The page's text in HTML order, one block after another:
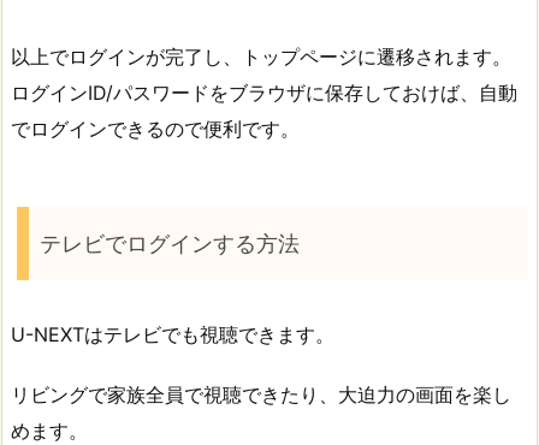
以上でログインが完了し、トップページに遷移されます。
ログインID/パスワードをブラウザに保存しておけば、自動
でログインできるので便利です。
テレビでログインする方法
U-NEXTはテレビでも視聴できます。
リビングで家族全員で視聴できたり、大迫力の画面を楽し
めます。